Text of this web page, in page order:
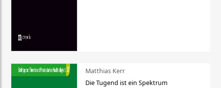
Matthias Kerr
Die Tugend ist ein Spektrum